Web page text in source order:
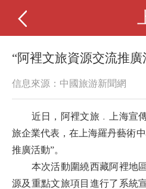
“阿裡文旅資源交流推
信息來源：中國旅游新聞網
近日，阿裡文旅﹒上海宣
旅企業代表，在上海羅丹藝術
推廣活動”。
本次活動圍繞西藏阿裡地
源及重點文旅項目進行了系統